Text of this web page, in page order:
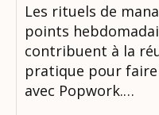
Les rituels de
points
contribuent à la
pratique pour faire
avec Popwork.…